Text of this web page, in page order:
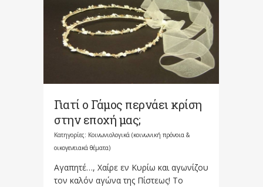
Γιατί ο Γάμος περνάει κρίση
στην εποχή μας;
Κατηγορίες: Κοινωνιολογικά (κοινωνική πρόνοια &
οικογενειακά θέματα)
Αγαπητέ…, Χαίρε εν Κυρίω και αγωνίζου
τον καλόν αγώνα της Πίστεως! Το